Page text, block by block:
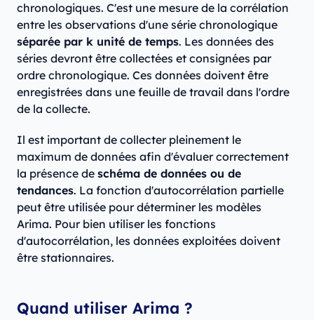
chronologiques. C'est une mesure de la corrélation
entre les observations d'une série chronologique
séparée par k unité de temps. Les données des
séries devront être collectées et consignées par
ordre chronologique. Ces données doivent être
enregistrées dans une feuille de travail dans l'ordre
de la collecte.
Il est important de collecter pleinement le
maximum de données afin d'évaluer correctement
la présence de schéma de données ou de
tendances. La fonction d'autocorrélation partielle
peut être utilisée pour déterminer les modèles
Arima. Pour bien utiliser les fonctions
d'autocorrélation, les données exploitées doivent
être stationnaires.
Quand utiliser Arima ?